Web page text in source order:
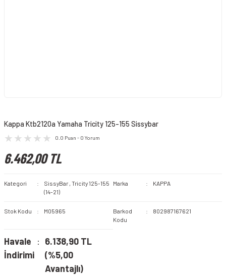
Kappa Ktb2120a Yamaha Tricity 125-155 Sissybar
0.0 Puan - 0 Yorum
6.462,00 TL
Kategori SissyBar , Tricity 125-155
(14-21)
Marka KAPPA
Stok Kodu M05965
Barkod
Kodu
802987167621
Havale
İndirimi
6.138,90 TL
(%5,00
Avantajlı)